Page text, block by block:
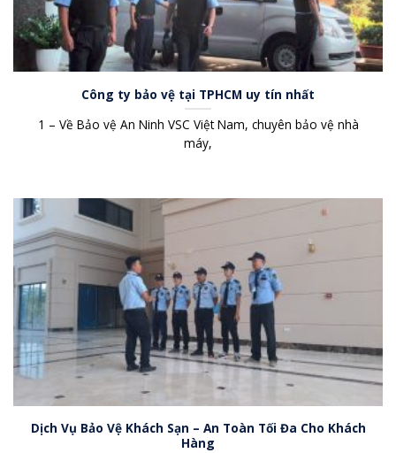
Công ty bảo vệ tại TPHCM uy tín nhất
1 – Về Bảo vệ An Ninh VSC Việt Nam, chuyên bảo vệ nhà
máy,
Dịch Vụ Bảo Vệ Khách Sạn – An Toàn Tối Đa Cho Khách
Hàng